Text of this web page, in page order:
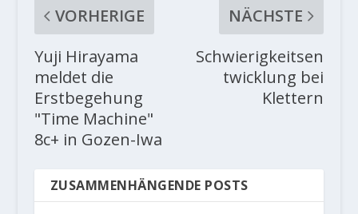
VORHERIGE
Yuji Hirayama
meldet die
Erstbegehung
"Time Machine"
8c+ in Gozen-Iwa
NÄCHSTE
Schwierigkeitsen
twicklung bei
Klettern
ZUSAMMENHÄNGENDE POSTS